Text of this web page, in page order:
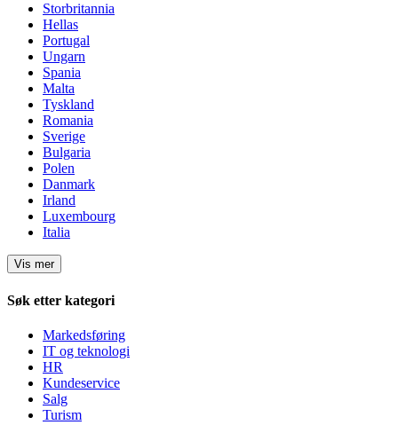
Storbritannia
Hellas
Portugal
Ungarn
Spania
Malta
Tyskland
Romania
Sverige
Bulgaria
Polen
Danmark
Irland
Luxembourg
Italia
Vis mer
Søk etter kategori
Markedsføring
IT og teknologi
HR
Kundeservice
Salg
Turism